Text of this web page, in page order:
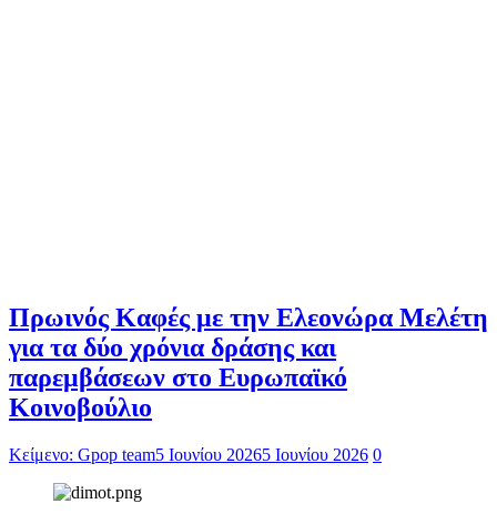
Πρωινός Καφές με την Ελεονώρα Μελέτη
για τα δύο χρόνια δράσης και
παρεμβάσεων στο Ευρωπαϊκό
Κοινοβούλιο
Κείμενο: Gpop team5 Ιουνίου 20265 Ιουνίου 2026 0